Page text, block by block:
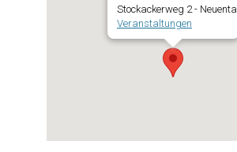
Stockackerweg 2 - Neuental
Veranstaltungen